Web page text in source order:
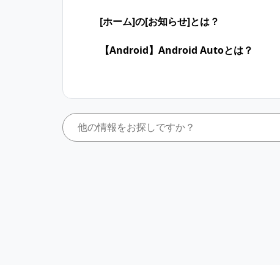
[ホーム]の[お知らせ]とは？
【Android】Android Autoとは？